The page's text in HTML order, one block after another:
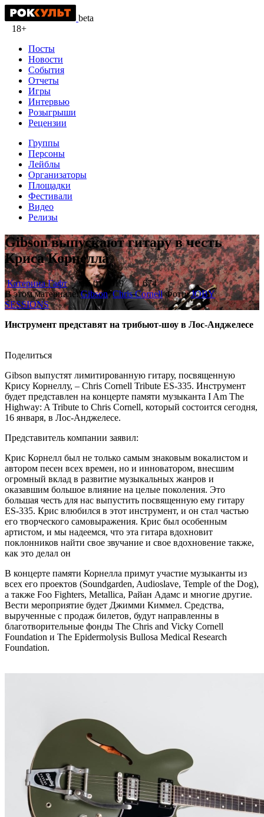
beta
18+
Посты
Новости
События
Отчеты
Игры
Интервью
Розыгрыши
Рецензии
Группы
Персоны
Лейблы
Организаторы
Площадки
Фестивали
Видео
Релизы
Gibson выпускают гитару в честь
Криса Корнелла
Катерина Гафт 16.01.2019
1 674
В этом материале:Gibson,Chris Cornell Фото:JOBY
SESSIONS
Инструмент представят на трибьют-шоу в Лос-Анджелесе
Поделиться
Gibson выпустят лимитированную гитару, посвященную
Крису Корнеллу, – Chris Cornell Tribute ES-335. Инструмент
будет представлен на концерте памяти музыканта I Am The
Highway: A Tribute to Chris Cornell, который состоится сегодня,
16 января, в Лос-Анджелесе.
Представитель компании заявил:
Крис Корнелл был не только самым знаковым вокалистом и
автором песен всех времен, но и инноватором, внесшим
огромный вклад в развитие музыкальных жанров и
оказавшим большое влияние на целые поколения. Это
большая честь для нас выпустить посвященную ему гитару
ES-335. Крис влюбился в этот инструмент, и он стал частью
его творческого самовыражения. Крис был особенным
артистом, и мы надеемся, что эта гитара вдохновит
поклонников найти свое звучание и свое вдохновение также,
как это делал он
В концерте памяти Корнелла примут участие музыканты из
всех его проектов (Soundgarden, Audioslave, Temple of the Dog),
а также Foo Fighters, Metallica, Райан Адамс и многие другие.
Вести мероприятие будет Джимми Киммел. Средства,
вырученные с продаж билетов, будут направленны в
благотворительные фонды The Chris and Vicky Cornell
Foundation и The Epidermolysis Bullosa Medical Research
Foundation.